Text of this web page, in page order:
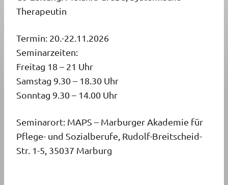
Therapeutin
Termin: 20.-22.11.2026
Seminarzeiten:
Freitag 18 – 21 Uhr
Samstag 9.30 – 18.30 Uhr
Sonntag 9.30 – 14.00 Uhr
Seminarort: MAPS – Marburger Akademie für
Pflege- und Sozialberufe, Rudolf-Breitscheid-
Str. 1-5, 35037 Marburg